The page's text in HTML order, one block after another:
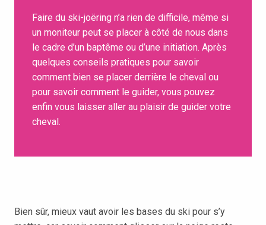
Faire du ski-joëring n’a rien de difficile, même si
un moniteur peut se placer à côté de nous dans
le cadre d’un baptême ou d’une initiation. Après
quelques conseils pratiques pour savoir
comment bien se placer derrière le cheval ou
pour savoir comment le guider, vous pouvez
enfin vous laisser aller au plaisir de guider votre
cheval.
Bien sûr, mieux vaut avoir les bases du ski pour s’y